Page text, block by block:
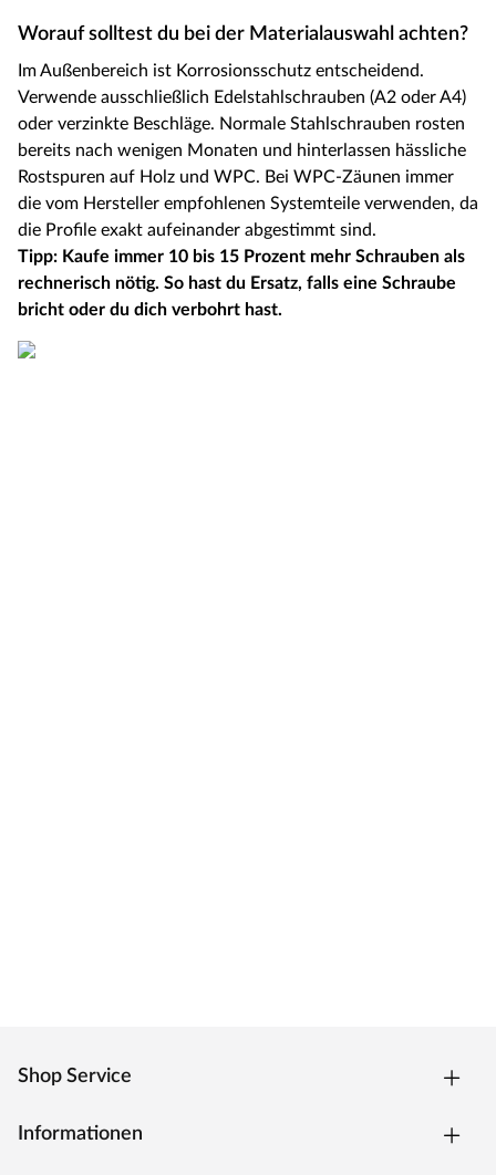
Worauf solltest du bei der Materialauswahl achten?
Im Außenbereich ist Korrosionsschutz entscheidend.
Verwende ausschließlich Edelstahlschrauben (A2 oder A4)
oder verzinkte Beschläge. Normale Stahlschrauben rosten
bereits nach wenigen Monaten und hinterlassen hässliche
Rostspuren auf Holz und WPC. Bei WPC-Zäunen immer
die vom Hersteller empfohlenen Systemteile verwenden, da
die Profile exakt aufeinander abgestimmt sind.
Tipp: Kaufe immer 10 bis 15 Prozent mehr Schrauben als
rechnerisch nötig. So hast du Ersatz, falls eine Schraube
bricht oder du dich verbohrt hast.
Shop Service
Informationen